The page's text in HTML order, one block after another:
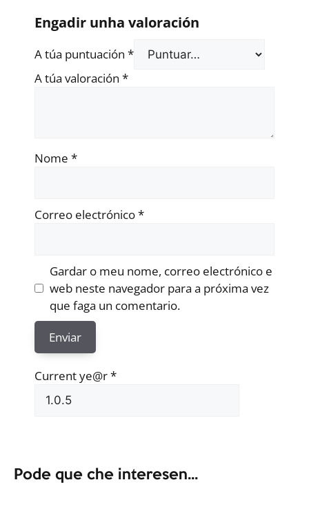
Pode que che interesen...
Engadir unha valoración
A túa puntuación *
A túa valoración *
Nome *
Correo electrónico*
Gardar o meu nome, correo electrónico e
web neste navegador para a próxima vez
que faga un comentario.
Current ye@r*